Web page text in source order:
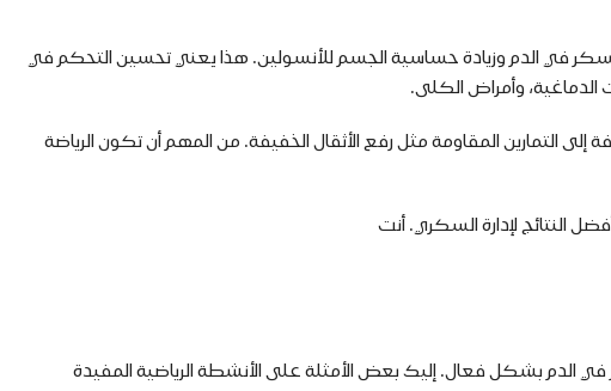
في الدم وزيادة حساسية الجسم للأنسولين. هذا يعني تحسين التحكم في
وأمراض الكلى.
إلى التمارين المقاومة مثل رفع الأثقال الخفيفة. من المهم أن تكون الرياضة
النتائج لإدارة السكري. أنت
الدم بشكل فعال. إليك بعض الأمثلة على الأنشطة الرياضية المفيدة